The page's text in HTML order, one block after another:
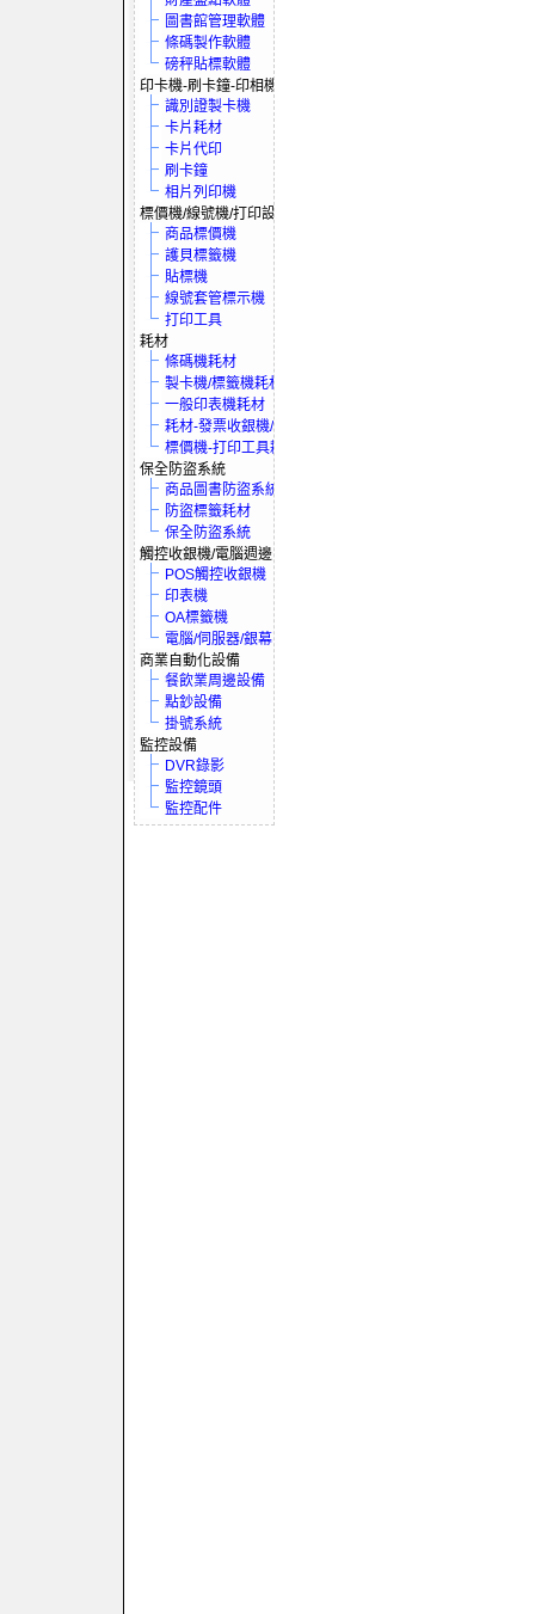
圖書館管理軟體
條碼製作軟體
磅秤貼標軟體
印卡機-刷卡鐘-印相機
識別證製卡機
卡片耗材
卡片代印
刷卡鐘
相片列印機
標價機/線號機/打印設備
商品標價機
護貝標籤機
貼標機
線號套管標示機
打印工具
耗材
條碼機耗材
製卡機/標籤機耗材
一般印表機耗材
耗材-發票收銀機/保全系統
標價機-打印工具耗材
保全防盜系統
商品圖書防盜系統
防盜標籤耗材
保全防盜系統
觸控收銀機/電腦週邊
POS觸控收銀機
印表機
OA標籤機
電腦/伺服器/銀幕
商業自動化設備
餐飲業周邊設備
點鈔設備
掛號系統
監控設備
DVR錄影
監控鏡頭
監控配件